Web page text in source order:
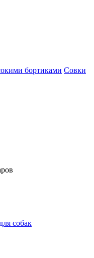
бортиками Совки
собак